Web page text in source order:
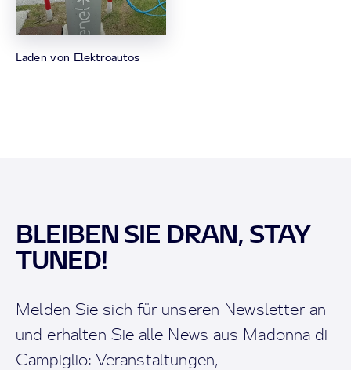
Laden von Elektroautos
BLEIBEN SIE DRAN, STAY
TUNED!
Melden Sie sich für unseren Newsletter an
und erhalten Sie alle News aus Madonna di
Campiglio: Veranstaltungen,